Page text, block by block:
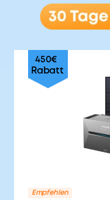
Empfehlen
450€
Rabatt